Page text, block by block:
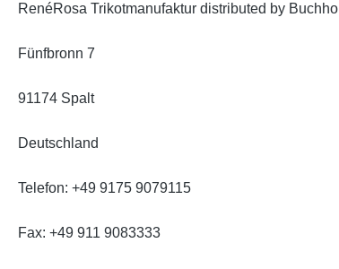
RenéRosa Trikotmanufaktur distributed by
Fünfbronn 7
91174 Spalt
Deutschland
Telefon: +49 9175 9079115
Fax: +49 911 9083333